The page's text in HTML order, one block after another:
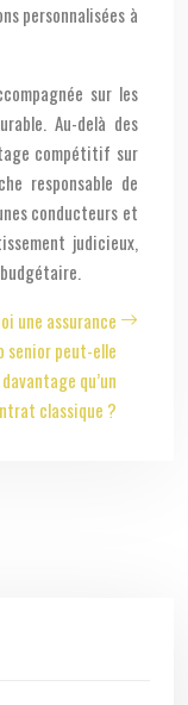
personnalisées à
sur les
Au-delà des
compétitif sur
responsable de
conducteurs et
judicieux,
une assurance
senior peut-elle
qu’un
classique ?